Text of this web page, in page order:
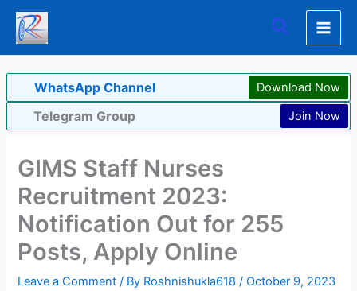
Skip
content
Search
WhatsApp Channel Download Now
Telegram Group Join Now
GIMS Staff Nurses
Recruitment 2023:
Notification Out for 255
Posts, Apply Online
Leave a Comment / By Roshnishukla618/October 9, 2023